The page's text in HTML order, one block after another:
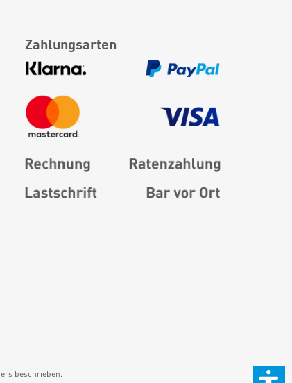
Zahlungsarten
beschrieben.